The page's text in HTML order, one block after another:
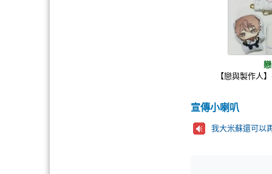
【戀與製作人
宣傳小喇叭
我大米蘇還可以